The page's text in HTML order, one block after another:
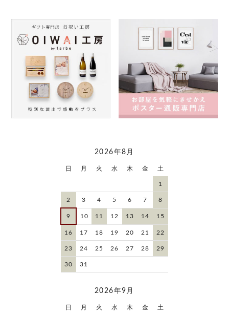
2026年8月
日 月 火 水 木 金 土
1
2 3 4 5 6 7 8
9 10 11 12 13 14 15
16 17 18 19 20 21 22
23 24 25 26 27 28 29
30 31
2026年9月
日 月 火 水 木 金 土